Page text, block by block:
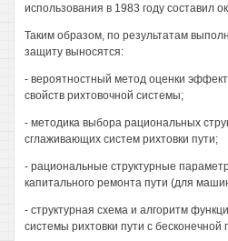
использования в 1983 году составил
Таким образом, по результатам
защиту выносятся:
- вероятностный метод оценки
свойств рихтовочной системы;
- методика выбора рациональных
сглаживающих систем рихтовки пути;
- рациональные структурные
капитального ремонта пути (для
- структурная схема и алгоритм
системы рихтовки пути с бесконечной